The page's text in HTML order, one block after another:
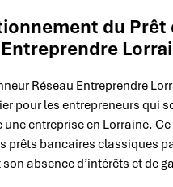
du Prêt
Réseau Entreprendre
pour les entrepreneurs qui
une entreprise en Lorraine.
prêts bancaires classiques
absence d’intérêts et de